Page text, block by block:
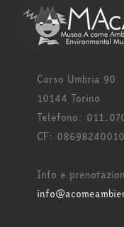
Corso Umbria 90
10144 Torino
Telefono:
CF: 08698240010
Info e